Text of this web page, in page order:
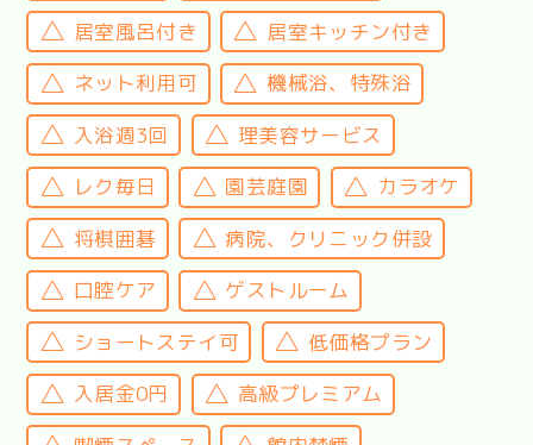
居室風呂付き
居室キッチン付き
ネット利用可
機械浴、特殊浴
入浴週3回
理美容サービス
レク毎日
園芸庭園
カラオケ
将棋囲碁
病院、クリニック併設
口腔ケア
ゲストルーム
ショートステイ可
低価格プラン
入居金0円
高級プレミアム